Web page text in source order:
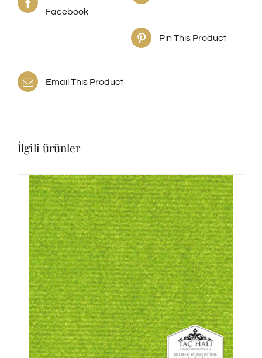
Facebook
Pin This Product
Email This Product
İlgili ürünler